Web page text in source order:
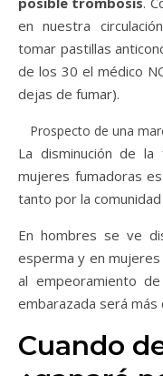
en nuestra
tomar pastillas
de los 30 el médico
dejas de fumar).
Prospecto de una
La disminución de
mujeres fumadoras
tanto por la
En hombres se ve
esperma y en
al empeoramiento
embarazada será más
Cuando